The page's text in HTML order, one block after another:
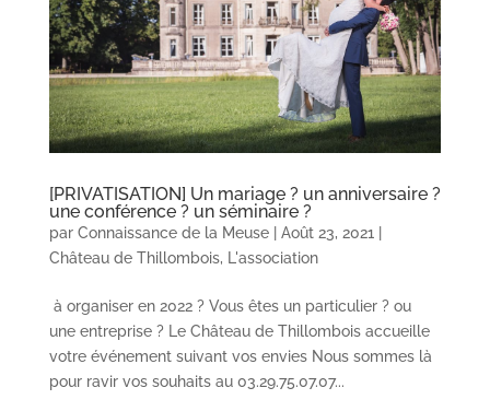
[PRIVATISATION] Un mariage ? un anniversaire ?
une conférence ? un séminaire ?
par Connaissance de la Meuse| Août 23, 2021|
Château de Thillombois, L'association
à organiser en 2022 ? Vous êtes un particulier ? ou
une entreprise ? Le Château de Thillombois accueille
votre événement suivant vos envies Nous sommes là
pour ravir vos souhaits au 03.29.75.07.07...